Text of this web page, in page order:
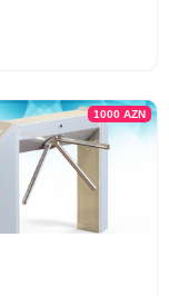
1000 AZN